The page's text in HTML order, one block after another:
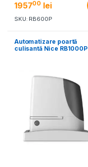
195700 lei
SKU: RB600P
Automatizare poartă
culisantă Nice RB1000P